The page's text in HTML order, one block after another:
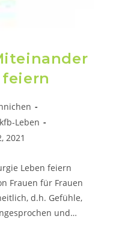
Leben
2021
Leben feiern
Frauen für Frauen
d.h. Gefühle,
und…